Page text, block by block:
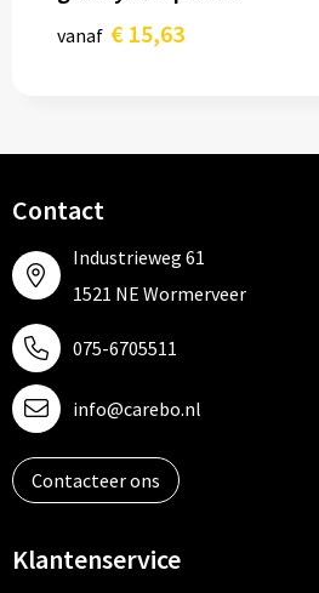
vanaf € 15,63
Contact
Industrieweg 61
1521 NE Wormerveer
075-6705511
info@carebo.nl
Contacteer ons
Klantenservice